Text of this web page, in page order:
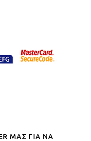
ΜΑΣ ΓΙΑ ΝΑ